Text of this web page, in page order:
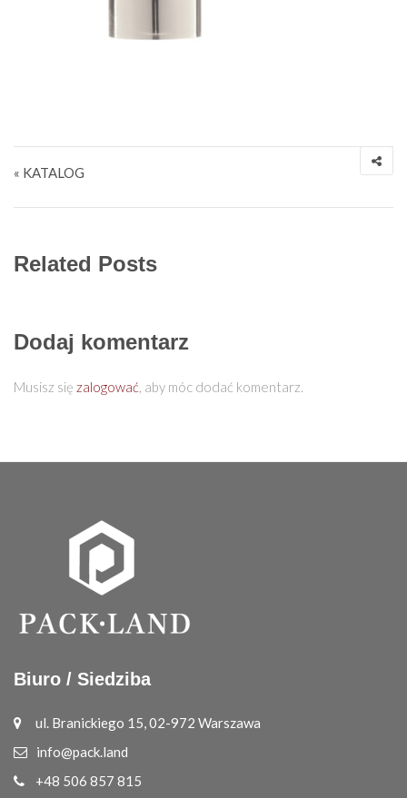
« KATALOG
Related Posts
Dodaj komentarz
Musisz się zalogować, aby móc dodać komentarz.
Biuro / Siedziba
ul. Branickiego 15, 02-972 Warszawa
info@pack.land
+48 506 857 815